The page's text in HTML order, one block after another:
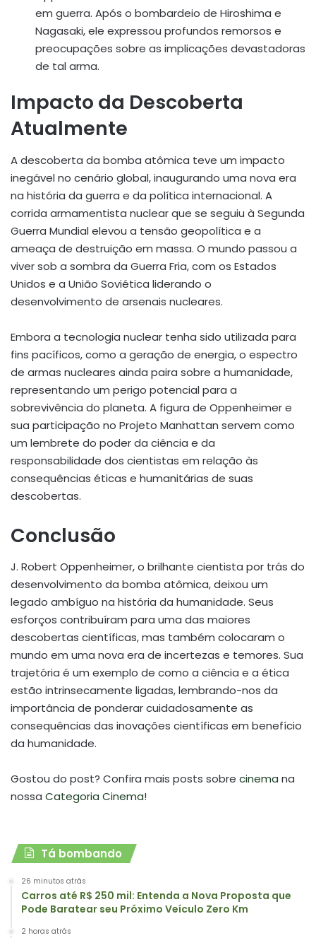
em guerra. Após o bombardeio de Hiroshima e
Nagasaki, ele expressou profundos remorsos e
preocupações sobre as implicações devastadoras
de tal arma.
Impacto da Descoberta
Atualmente
A descoberta da bomba atômica teve um impacto
inegável no cenário global, inaugurando uma nova era
na história da guerra e da política internacional. A
corrida armamentista nuclear que se seguiu à Segunda
Guerra Mundial elevou a tensão geopolítica e a
ameaça de destruição em massa. O mundo passou a
viver sob a sombra da Guerra Fria, com os Estados
Unidos e a União Soviética liderando o
desenvolvimento de arsenais nucleares.
Embora a tecnologia nuclear tenha sido utilizada para
fins pacíficos, como a geração de energia, o espectro
de armas nucleares ainda paira sobre a humanidade,
representando um perigo potencial para a
sobrevivência do planeta. A figura de Oppenheimer e
sua participação no Projeto Manhattan servem como
um lembrete do poder da ciência e da
responsabilidade dos cientistas em relação às
consequências éticas e humanitárias de suas
descobertas.
Conclusão
J. Robert Oppenheimer, o brilhante cientista por trás do
desenvolvimento da bomba atômica, deixou um
legado ambíguo na história da humanidade. Seus
esforços contribuíram para uma das maiores
descobertas científicas, mas também colocaram o
mundo em uma nova era de incertezas e temores. Sua
trajetória é um exemplo de como a ciência e a ética
estão intrinsecamente ligadas, lembrando-nos da
importância de ponderar cuidadosamente as
consequências das inovações científicas em benefício
da humanidade.
Gostou do post? Confira mais posts sobre cinema na
nossa Categoria Cinema!
Tá bombando
26 minutos atrás
Carros até R$ 250 mil: Entenda a Nova Proposta que
Pode Baratear seu Próximo Veículo Zero Km
2 horas atrás